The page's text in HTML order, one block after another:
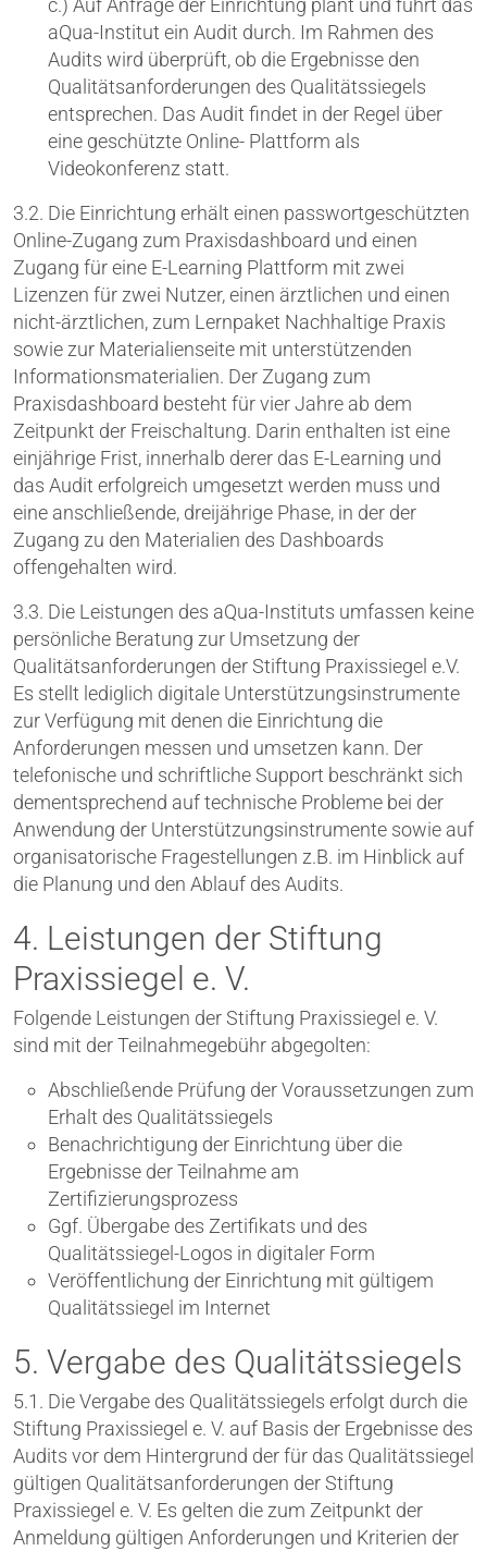
aQua-Institut ein Audit durch. Im Rahmen des
Audits wird überprüft, ob die Ergebnisse den
Qualitätsanforderungen des Qualitätssiegels
entsprechen. Das Audit findet in der Regel über
eine geschützte Online- Plattform als
Videokonferenz statt.
3.2. Die Einrichtung erhält einen passwortgeschützten
Online-Zugang zum Praxisdashboard und einen
Zugang für eine E-Learning Plattform mit zwei
Lizenzen für zwei Nutzer, einen ärztlichen und einen
nicht-ärztlichen, zum Lernpaket Nachhaltige Praxis
sowie zur Materialienseite mit unterstützenden
Informationsmaterialien. Der Zugang zum
Praxisdashboard besteht für vier Jahre ab dem
Zeitpunkt der Freischaltung. Darin enthalten ist eine
einjährige Frist, innerhalb derer das E-Learning und
das Audit erfolgreich umgesetzt werden muss und
eine anschließende, dreijährige Phase, in der der
Zugang zu den Materialien des Dashboards
offengehalten wird.
3.3. Die Leistungen des aQua-Instituts umfassen keine
persönliche Beratung zur Umsetzung der
Qualitätsanforderungen der Stiftung Praxissiegel e.V.
Es stellt lediglich digitale Unterstützungsinstrumente
zur Verfügung mit denen die Einrichtung die
Anforderungen messen und umsetzen kann. Der
telefonische und schriftliche Support beschränkt sich
dementsprechend auf technische Probleme bei der
Anwendung der Unterstützungsinstrumente sowie auf
organisatorische Fragestellungen z.B. im Hinblick auf
die Planung und den Ablauf des Audits.
4. Leistungen der Stiftung
Praxissiegel e. V.
Folgende Leistungen der Stiftung Praxissiegel e. V.
sind mit der Teilnahmegebühr abgegolten:
Abschließende Prüfung der Voraussetzungen zum
Erhalt des Qualitätssiegels
Benachrichtigung der Einrichtung über die
Ergebnisse der Teilnahme am
Zertifizierungsprozess
Ggf. Übergabe des Zertifikats und des
Qualitätssiegel-Logos in digitaler Form
Veröffentlichung der Einrichtung mit gültigem
Qualitätssiegel im Internet
5. Vergabe des Qualitätssiegels
5.1. Die Vergabe des Qualitätssiegels erfolgt durch die
Stiftung Praxissiegel e. V. auf Basis der Ergebnisse des
Audits vor dem Hintergrund der für das Qualitätssiegel
gültigen Qualitätsanforderungen der Stiftung
Praxissiegel e. V. Es gelten die zum Zeitpunkt der
Anmeldung gültigen Anforderungen und Kriterien der